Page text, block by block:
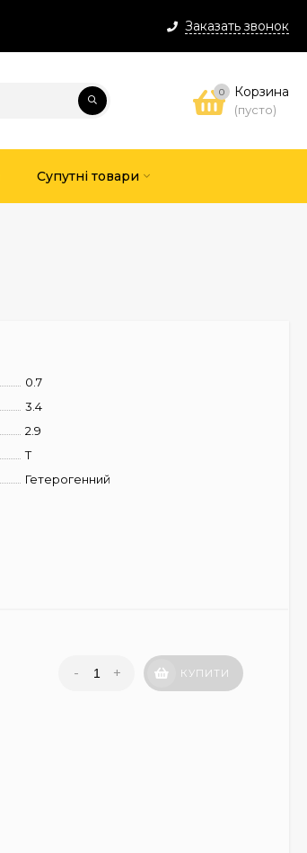
Заказать звонок
0 Корзина
(пусто)
Супутні товари
0.7
3.4
2.9
T
Гетерогенний
- + КУПИТИ